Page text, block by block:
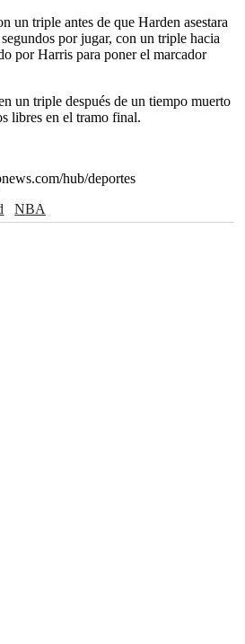
un triple antes de que Harden asestara
por jugar, con un triple hacia
por Harris para poner el marcador
un triple después de un tiempo muerto
libres en el tramo final.
hub/deportes
NBA